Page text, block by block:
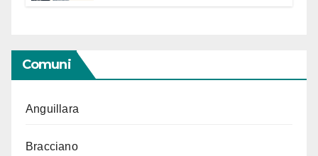
Comuni
Anguillara
Bracciano